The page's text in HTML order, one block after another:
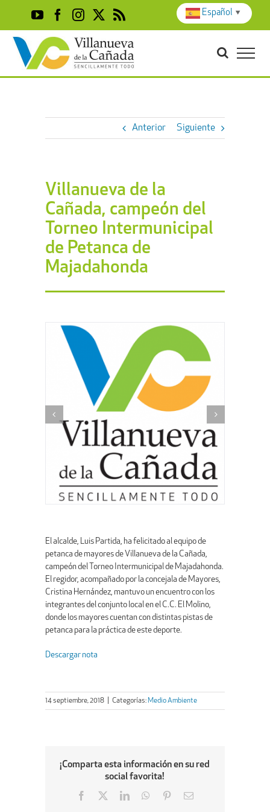
content
YouTubeFacebook
Instagram
X Rss
Anterior Siguiente
Villanueva de la
Cañada, campeón del
Torneo Intermunicipal
de Petanca de
Majadahonda
El alcalde, Luis Partida, ha felicitado al equipo de
petanca de mayores de Villanueva de la Cañada,
campeón del Torneo Intermunicipal de Majadahonda.
El regidor, acompañado por la concejala de Mayores,
Cristina Hernández, mantuvo un encuentro con los
integrantes del conjunto local en el C.C. El Molino,
donde los mayores cuentan con distintas pistas de
petanca para la práctica de este deporte.
Descargar nota
14 septiembre, 2018 Categorías: Medio Ambiente
¡Comparta esta información en su red
social favorita!
Facebook
LinkedInWhatsApp
PinterestEmail
Español ▼